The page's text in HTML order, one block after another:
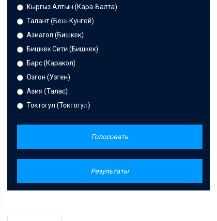
Кыргыз Алтын (Кара-Балта)
Талант (Беш-Кунгей)
Азиагол (Бишкек)
Бишкек Сити (Бишкек)
Барс (Каракол)
Озгон (Узген)
Азия (Талас)
Токтогул (Токтогул)
Голосовать
Результаты